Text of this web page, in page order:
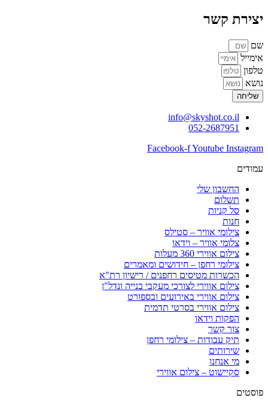
יצירת קשר
שם
אימייל
טלפון
נושא
שליחה
info@skyshot.co.il
052-2687951
Facebook-fYoutube Instagram
עמודים
החשבון שלי
תשלום
סל קניות
חנות
צילומי אוויר – סטילס
צלומי אוויר – וידאו
צילום אווירי 360 מעלות
צילומי רחפן – חידושים ומאמרים
הכשרות מטיסים רחפנים / רישיון רת"א
צילום אווירי לצורכי מעקבי בנייה ונדל"ן
צילום אווירי באירועים ובספורט
צילום אווירי בסרטי תדמית
הפקות וידאו
צור קשר
תיק עבודות – צילומי רחפן
שירותים
מי אנחנו
סקיישוט – צילום אווירי
פוסטים